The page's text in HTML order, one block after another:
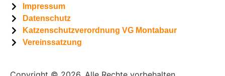
Impressum
Datenschutz
Katzenschutzverordnung VG Montabaur
Vereinssatzung